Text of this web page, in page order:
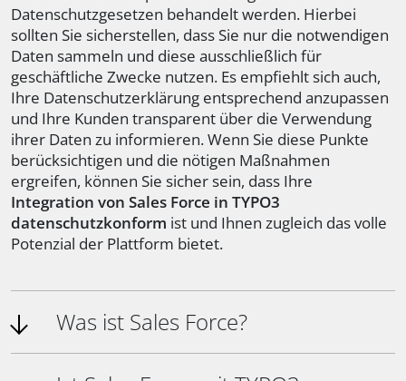
Datenschutzgesetzen behandelt werden. Hierbei
sollten Sie sicherstellen, dass Sie nur die notwendigen
Daten sammeln und diese ausschließlich für
geschäftliche Zwecke nutzen. Es empfiehlt sich auch,
Ihre Datenschutzerklärung entsprechend anzupassen
und Ihre Kunden transparent über die Verwendung
ihrer Daten zu informieren. Wenn Sie diese Punkte
berücksichtigen und die nötigen Maßnahmen
ergreifen, können Sie sicher sein, dass Ihre
Integration von Sales Force in TYPO3
datenschutzkonform ist und Ihnen zugleich das volle
Potenzial der Plattform bietet.
Was ist Sales Force?